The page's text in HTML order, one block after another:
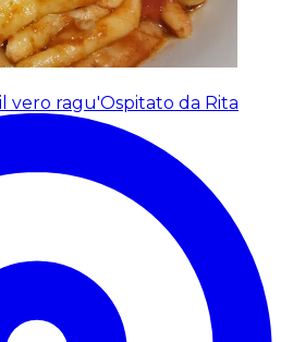
vero ragu'Ospitato da Rita